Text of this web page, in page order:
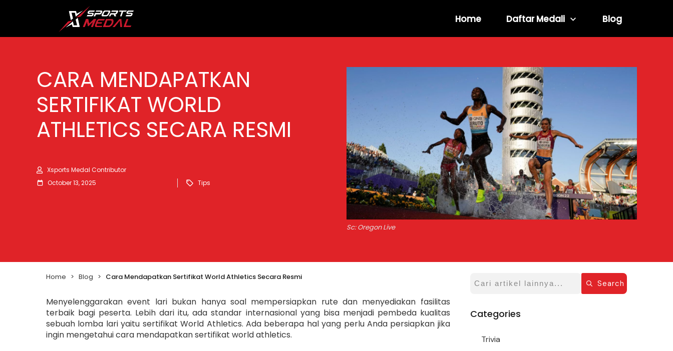
Home Daftar Medali Blog
CARA MENDAPATKAN
SERTIFIKAT WORLD
ATHLETICS SECARA RESMI
Xsports Medal Contributor
October 13, 2025
Tips
Sc: Oregon Live
Home > Blog > Cara Mendapatkan Sertifikat World Athletics Secara Resmi
Menyelenggarakan event lari bukan hanya soal mempersiapkan rute dan menyediakan fasilitas
terbaik bagi peserta. Lebih dari itu, ada standar internasional yang bisa menjadi pembeda kualitas
sebuah lomba lari yaitu sertifikat World Athletics. Ada beberapa hal yang perlu Anda persiapkan jika
ingin mengetahui cara mendapatkan sertifikat world athletics.
Search
Categories
Trivia